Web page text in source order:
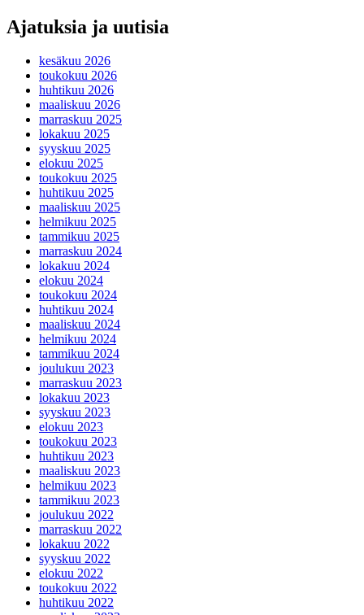
Ajatuksia ja uutisia
kesäkuu 2026
toukokuu 2026
huhtikuu 2026
maaliskuu 2026
marraskuu 2025
lokakuu 2025
syyskuu 2025
elokuu 2025
toukokuu 2025
huhtikuu 2025
maaliskuu 2025
helmikuu 2025
tammikuu 2025
marraskuu 2024
lokakuu 2024
elokuu 2024
toukokuu 2024
huhtikuu 2024
maaliskuu 2024
helmikuu 2024
tammikuu 2024
joulukuu 2023
marraskuu 2023
lokakuu 2023
syyskuu 2023
elokuu 2023
toukokuu 2023
huhtikuu 2023
maaliskuu 2023
helmikuu 2023
tammikuu 2023
joulukuu 2022
marraskuu 2022
lokakuu 2022
syyskuu 2022
elokuu 2022
toukokuu 2022
huhtikuu 2022